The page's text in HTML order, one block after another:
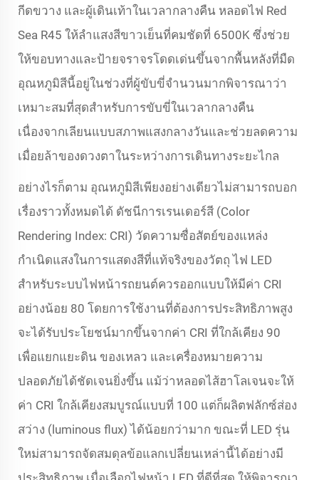
กีดขวาง และผู้เดินเท้าในเวลากลางคืน หลอดไฟ Red
Sea R45 ให้ลำแสงสีขาวเย็นที่คมชัดที่ 6500K ซึ่งช่วย
ให้ขอบทางและป้ายจราจรโดดเด่นขึ้นจากพื้นหลังที่มืด
อุณหภูมิสีนี้อยู่ในช่วงที่ผู้ขับขี่จำนวนมากพิจารณาว่า
เหมาะสมที่สุดสำหรับการขับขี่ในเวลากลางคืน
เนื่องจากเลียนแบบสภาพแสงกลางวันและช่วยลดความ
เมื่อยล้าของดวงตาในระหว่างการเดินทางระยะไกล
อย่างไรก็ตาม อุณหภูมิสีเพียงอย่างเดียวไม่สามารถบอก
เรื่องราวทั้งหมดได้ ดัชนีการเรนเดอร์สี (Color
Rendering Index: CRI) วัดความซื่อสัตย์ของแหล่ง
กำเนิดแสงในการแสดงสีที่แท้จริงของวัตถุ ไฟ LED
สำหรับระบบไฟหน้ารถยนต์ควรออกแบบให้มีค่า CRI
อย่างน้อย 80 โดยการใช้งานที่ต้องการประสิทธิภาพสูง
จะได้รับประโยชน์มากขึ้นจากค่า CRI ที่ใกล้เคียง 90
เพื่อแยกแยะดิน ของเหลว และเครื่องหมายความ
ปลอดภัยได้ชัดเจนยิ่งขึ้น แม้ว่าหลอดไส้ฮาโลเจนจะให้
ค่า CRI ใกล้เคียงสมบูรณ์แบบที่ 100 แต่ก็ผลิตฟลักซ์ส่อง
สว่าง (luminous flux) ได้น้อยกว่ามาก ขณะที่ LED รุ่น
ใหม่สามารถจัดสมดุลข้อแลกเปลี่ยนเหล่านี้ได้อย่างมี